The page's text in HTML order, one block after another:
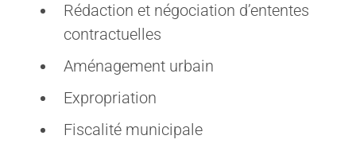
Rédaction et négociation d’ententes
contractuelles
Aménagement urbain
Expropriation
Fiscalité municipale